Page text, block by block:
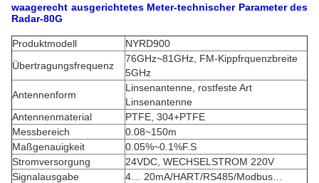
waagerecht ausgerichtetes Meter-technischer Parameter des
Radar-80G
Produktmodell
NYRD900
Übertragungsfrequenz
76GHz~81GHz, FM-Kippfrquenzbreite
5GHz
Antennenform
Linsenantenne, rostfeste Art
Linsenantenne
Antennenmaterial
PTFE, 304+PTFE
Messbereich
0.08~150m
Maßgenauigkeit
0.05%~0.1%F.S
Stromversorgung
24VDC, WECHSELSTROM 220V
Signalausgabe
4… 20mA/HART/RS485/Modbus…